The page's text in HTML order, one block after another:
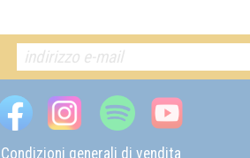
Condizioni generali di vendita